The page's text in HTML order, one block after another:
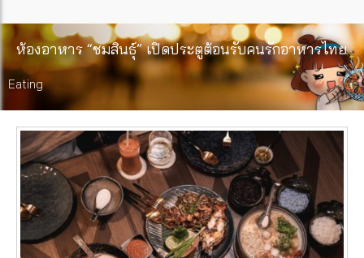
ห้องอาหาร “ชมสินธุ์” เปิดประตูต้อนรับคนรักอาหารไทย
Eating